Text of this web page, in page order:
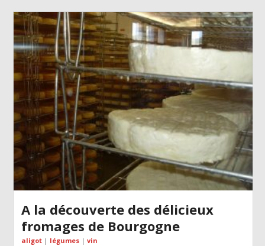
A la découverte des délicieux
fromages de Bourgogne
aligot| légumes| vin